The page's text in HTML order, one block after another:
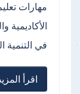
مهارات
الأكاديمية
في التنمية
اقرأ